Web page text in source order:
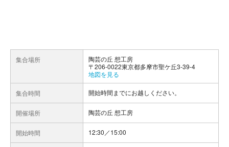
集合場所
陶芸の丘 想工房
〒206-0022東京都多摩市聖ケ丘3-39-4
地図を見る
集合時間 開始時間までにお越しください。
開催場所 陶芸の丘 想工房
開始時間 12:30／15:00